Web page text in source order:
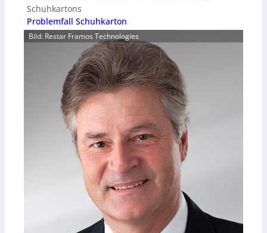
Schuhkartons
Problemfall Schuhkarton
Bild: Restar Framos Technologies